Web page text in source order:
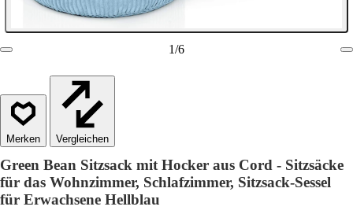
1/6
Vergleichen
Green Bean Sitzsack mit Hocker aus Cord - Sitzsäcke
für das Wohnzimmer, Schlafzimmer, Sitzsack-Sessel
für Erwachsene Hellblau